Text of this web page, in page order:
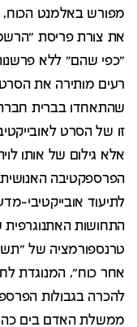
מפורש באלמנט הכוח,
את צורת פריסת
"כפי שהם" ללא
רעים מותירה את הסרט
שהתאחדו בברית
זו של הסרט
אלא גילום של אותו
הפרספקטיבה
לתיעוד אובייקטיבי-
התחושות האתנוגרפית
טרנספורמציה של
אחר כוח", המנוגדת
להכרה בגבולות
ממשלת האדם בים